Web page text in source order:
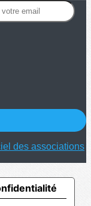
des associations